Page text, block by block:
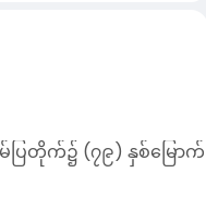
ြတိုက်၌ (၇၉) နှစ်မြောက်